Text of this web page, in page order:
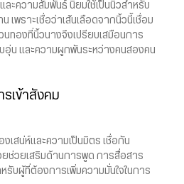
ะความสัมพันธ์ นิยมใช้เป็นนิ้วสำหรับ
เพราะเชื่อว่าเส้นเลือดจากนิ้วนี้เชื่อม
นทองที่นิ้วนางจึงเปรียบเสมือนการ
อุ่น และความผูกพันระหว่างคนสองคน
รเข้าสังคม
สน่ห์และความเป็นมิตร เชื่อกัน
ช่วยเสริมด้านการพูด การสื่อสาร
หรับผู้ที่ต้องการเพิ่มความมั่นใจในการ